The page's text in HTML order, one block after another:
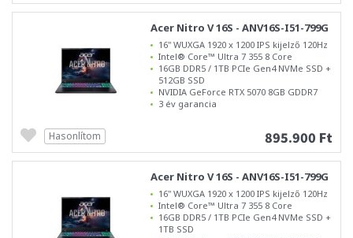
Acer Nitro V 16S - ANV16S-I51-799G
16" WUXGA 1920 x 1200 IPS kijelző 120Hz
Intel® Core™ Ultra 7 355 8 Core
16GB DDR5 / 1TB PCIe Gen4 NVMe SSD +
512GB SSD
NVIDIA GeForce RTX 5070 8GB GDDR7
3 év garancia
895.900 Ft
Hasonlítom
Acer Nitro V 16S - ANV16S-I51-799G
16" WUXGA 1920 x 1200 IPS kijelző 120Hz
Intel® Core™ Ultra 7 355 8 Core
16GB DDR5 / 1TB PCIe Gen4 NVMe SSD +
1TB SSD